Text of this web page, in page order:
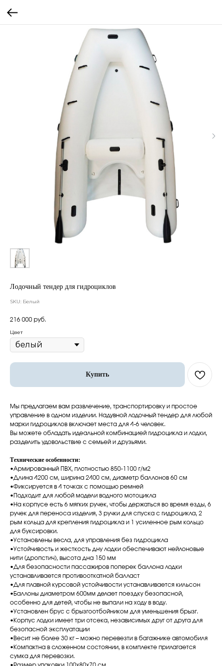
Лодочный тендер для гидроциклов
SKU: Белый
216 000 руб.
Цвет
Купить
Мы предлагаем вам развлечение, транспортировку и простое
управление в одном изделии. Надувной лодочный тендер для любой
марки гидроциклов включает места для 4-6 человек.
Вы можете обладать идеальной комбинацией гидроцикла и лодки,
разделить удовольствие с семьей и друзьями.
Технические особенности:
•Армированный ПВХ, плотностью 850-1100 г/м2
•Длина 4200 см, ширина 2400 см, диаметр баллонов 60 см
•Фиксируется в 4 точках с помощью ремней
•Подходит для любой модели водного мотоцикла
•На корпусе есть 6 мягких ручек, чтобы держаться во время езды, 6
ручек для переноса изделия, 3 ручки для спуска с гидроцикла, 2
рым кольца для крепления гидроцикла и 1 усиленное рым кольцо
для буксировки.
•Установлены весла, для управления без гидроцикла
•Устойчивость и жесткость дну лодки обеспечивают нейлоновые
нити (дропстич), высота дна 150 мм
•Для безопасности пассажиров поперек баллона лодки
устанавливается противооткатной балласт
•Для плавной курсовой устойчивости устанавливается кильсон
•Баллоны диаметром 600мм делает поездку безопасной,
особенно для детей, чтобы не выпали на ходу в воду.
•Установлен брус с брызгоотбойником для уменьшения брызг.
•Корпус лодки имеет три отсека, независимых друг от друга для
безопасной эксплуатации
•Весит не более 30 кг – можно перевезти в багажнике автомобиля
•Компактна в сложенном состоянии, в комплекте прилагается
сумка для перевозки.